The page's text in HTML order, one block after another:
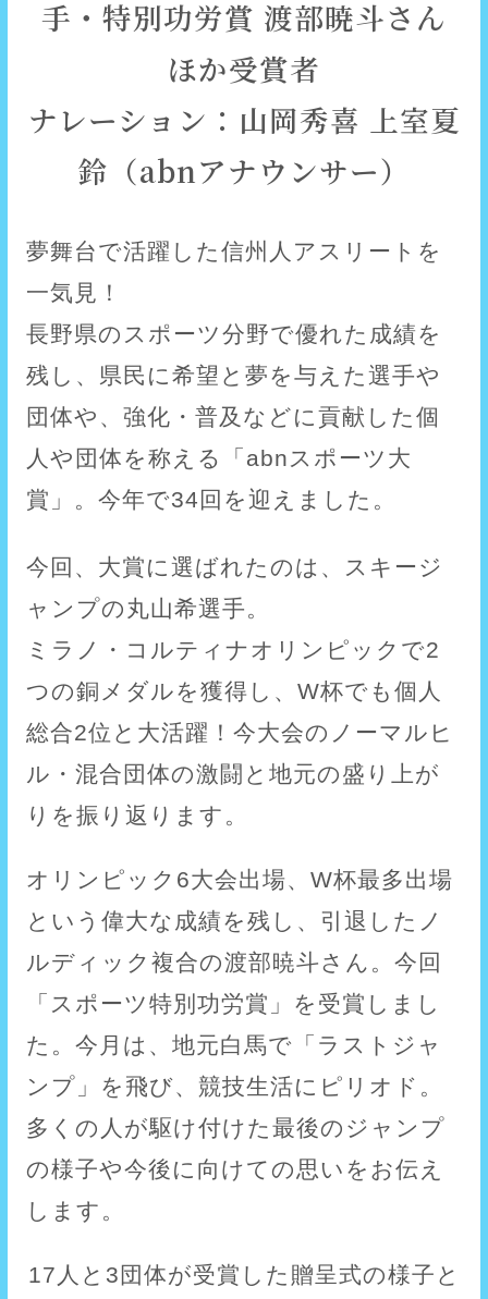
手・特別功労賞 渡部暁斗さん
ほか受賞者
ナレーション：山岡秀喜 上室夏
鈴（abnアナウンサー）
夢舞台で活躍した信州人アスリートを
一気見！
長野県のスポーツ分野で優れた成績を
残し、県民に希望と夢を与えた選手や
団体や、強化・普及などに貢献した個
人や団体を称える「abnスポーツ大
賞」。今年で34回を迎えました。
今回、大賞に選ばれたのは、スキージ
ャンプの丸山希選手。
ミラノ・コルティナオリンピックで2
つの銅メダルを獲得し、W杯でも個人
総合2位と大活躍！今大会のノーマルヒ
ル・混合団体の激闘と地元の盛り上が
りを振り返ります。
オリンピック6大会出場、W杯最多出場
という偉大な成績を残し、引退したノ
ルディック複合の渡部暁斗さん。今回
「スポーツ特別功労賞」を受賞しまし
た。今月は、地元白馬で「ラストジャ
ンプ」を飛び、競技生活にピリオド。
多くの人が駆け付けた最後のジャンプ
の様子や今後に向けての思いをお伝え
します。
17人と3団体が受賞した贈呈式の様子と